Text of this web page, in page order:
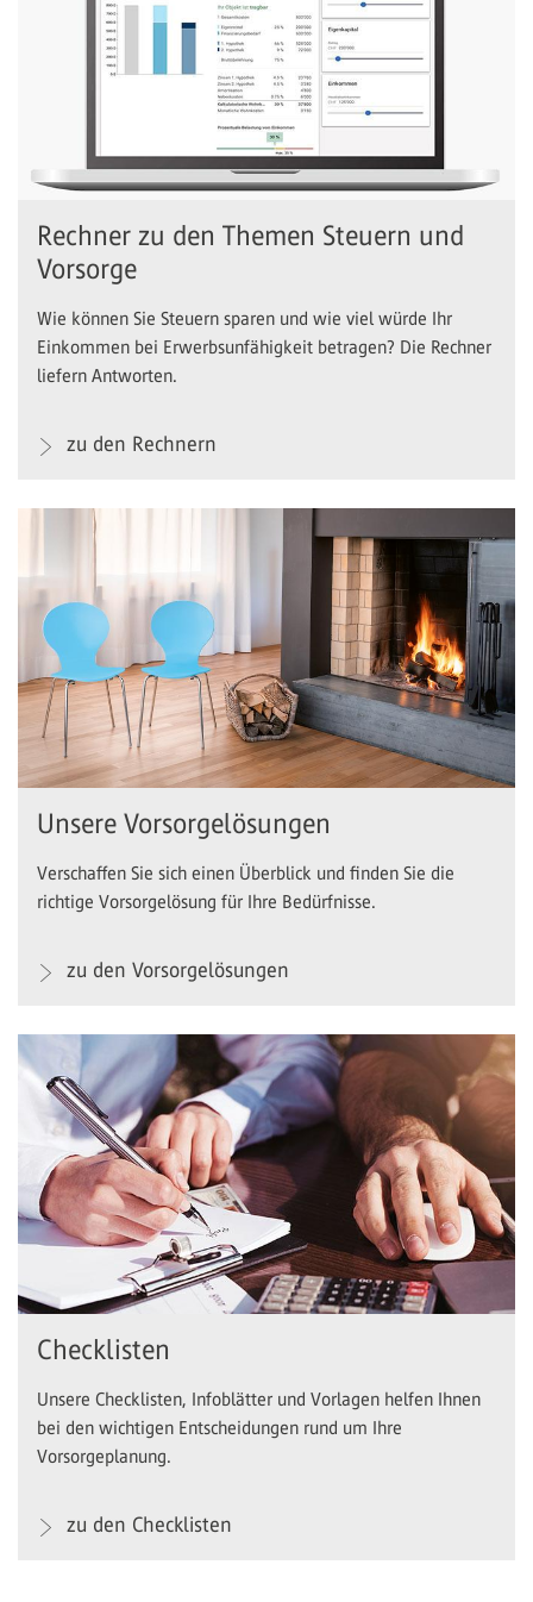
Rechner zu den Themen Steuern und
Vorsorge
Wie können Sie Steuern sparen und wie viel würde Ihr
Einkommen bei Erwerbsunfähigkeit betragen? Die Rechner
liefern Antworten.
zu den Rechnern
Unsere Vorsorgelösungen
Verschaffen Sie sich einen Überblick und finden Sie die
richtige Vorsorgelösung für Ihre Bedürfnisse.
zu den Vorsorgelösungen
Checklisten
Unsere Checklisten, Infoblätter und Vorlagen helfen Ihnen
bei den wichtigen Entscheidungen rund um Ihre
Vorsorgeplanung.
zu den Checklisten